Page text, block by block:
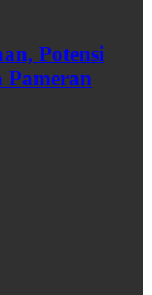
Potensi
Pameran